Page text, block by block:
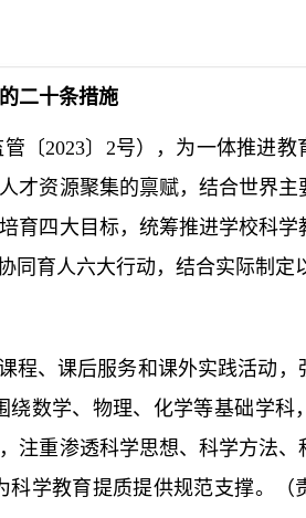
二十条措施
2023〕2号），为一体推进教
才资源聚集的禀赋，结合世界
育四大目标，统筹推进学校科
育人六大行动，结合实际制定
、课后服务和课外实践活动，
数学、物理、化学等基础学科
注重渗透科学思想、科学方法
学教育提质提供规范支撑。（